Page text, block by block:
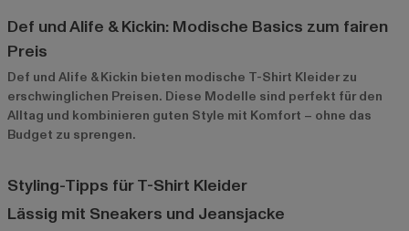
Def und Alife & Kickin: Modische Basics zum fairen
Preis
Def und Alife & Kickin bieten modische T-Shirt Kleider zu
erschwinglichen Preisen. Diese Modelle sind perfekt für den
Alltag und kombinieren guten Style mit Komfort – ohne das
Budget zu sprengen.
Styling-Tipps für T-Shirt Kleider
Lässig mit Sneakers und Jeansjacke